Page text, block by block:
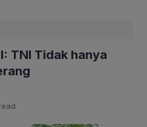
TNI Tidak hanya